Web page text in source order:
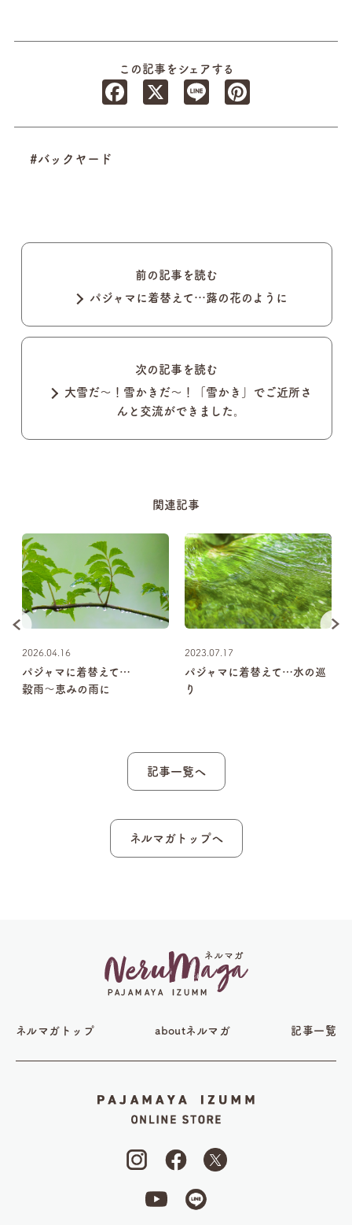
この記事をシェアする
Facebook
Line
#バックヤード
前の記事を読む
パジャマに着替えて…蕗の花のように
次の記事を読む
大雪だ〜！雪かきだ〜！「雪かき」でご近所さ
んと交流ができました。
関連記事
2026.04.16
パジャマに着替えて…
穀雨～恵みの雨に
2023.07.17
パジャマに着替えて…水の巡
り
記事一覧へ
ネルマガトップへ
ネルマガトップ aboutネルマガ 記事一覧